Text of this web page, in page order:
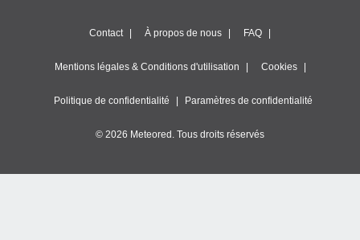
Contact À propos de nous FAQ
Mentions légales & Conditions d'utilisation Cookies
Politique de confidentialité Paramètres de confidentialité
© 2026 Meteored. Tous droits réservés